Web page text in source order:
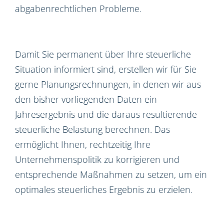
abgabenrechtlichen Probleme.
Damit Sie permanent über Ihre steuerliche
Situation informiert sind, erstellen wir für Sie
gerne Planungsrechnungen, in denen wir aus
den bisher vorliegenden Daten ein
Jahresergebnis und die daraus resultierende
steuerliche Belastung berechnen. Das
ermöglicht Ihnen, rechtzeitig Ihre
Unternehmenspolitik zu korrigieren und
entsprechende Maßnahmen zu setzen, um ein
optimales steuerliches Ergebnis zu erzielen.